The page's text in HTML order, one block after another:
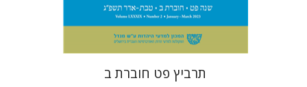
$31
$28
תרביץ פט חוברת ב